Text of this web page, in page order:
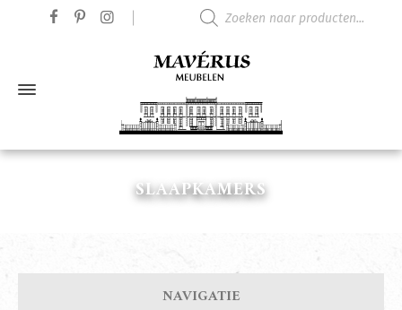
SLAAPKAMERS
NAVIGATIE